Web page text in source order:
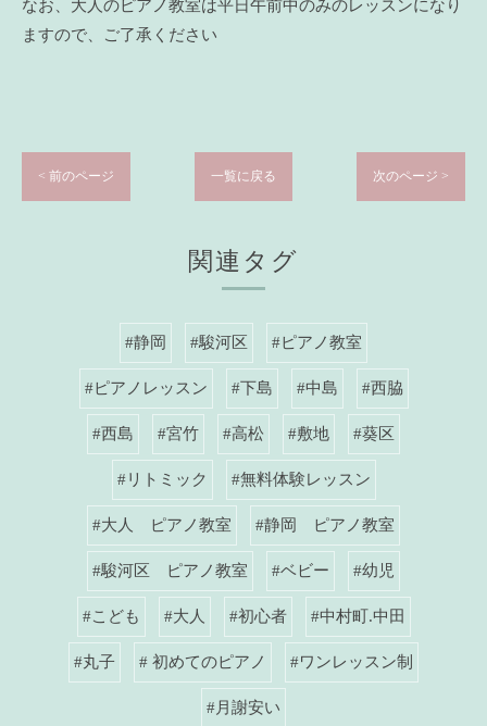
なお、大人のピアノ教室は平日午前中のみのレッスンになり
ますので、ご了承ください
< 前のページ 一覧に戻る 次のページ >
関連タグ
#静岡 #駿河区 #ピアノ教室
#ピアノレッスン #下島 #中島 #西脇
#西島 #宮竹 #高松 #敷地 #葵区
#リトミック #無料体験レッスン
#大人 ピアノ教室 #静岡 ピアノ教室
#駿河区 ピアノ教室 #ベビー #幼児
#こども #大人 #初心者 #中村町.中田
#丸子 # 初めてのピアノ #ワンレッスン制
#月謝安い